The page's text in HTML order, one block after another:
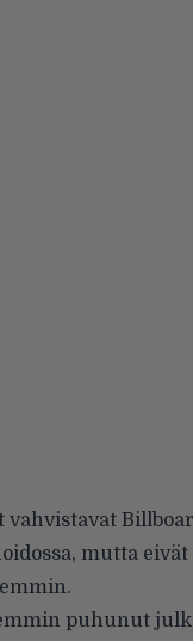
vahvistavat
mutta
puhunut